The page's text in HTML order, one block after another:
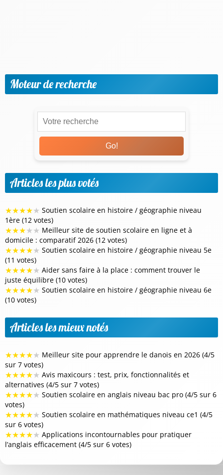
Moteur de recherche
Go!
Articles les plus votés
★★★★★ Soutien scolaire en histoire / géographie niveau
1ère (12 votes)
★★★★★ Meilleur site de soutien scolaire en ligne et à
domicile : comparatif 2026 (12 votes)
★★★★★ Soutien scolaire en histoire / géographie niveau 5e
(11 votes)
★★★★★ Aider sans faire à la place : comment trouver le
juste équilibre (10 votes)
★★★★★ Soutien scolaire en histoire / géographie niveau 6e
(10 votes)
Articles les mieux notés
★★★★★ Meilleur site pour apprendre le danois en 2026 (4/5
sur 7 votes)
★★★★★ Avis maxicours : test, prix, fonctionnalités et
alternatives (4/5 sur 7 votes)
★★★★★ Soutien scolaire en anglais niveau bac pro (4/5 sur 6
votes)
★★★★★ Soutien scolaire en mathématiques niveau ce1 (4/5
sur 6 votes)
★★★★★ Applications incontournables pour pratiquer
l’anglais efficacement (4/5 sur 6 votes)